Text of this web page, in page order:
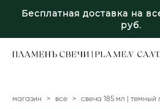
Бесплатная доставка на
руб.
магазин > все > свеча 185 мл | темный